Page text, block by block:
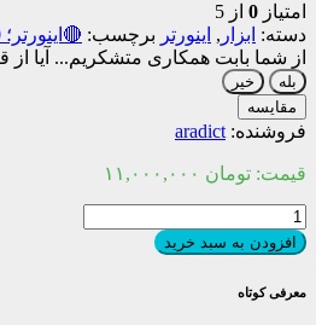
امتیاز 0 از 5
دسته: ابزار , اینورتر برچسب: 🔴اینورتر؛ 200 کاتسو
از شما بابت همکاری متشکریم... آیا
بله
خیر
مقایسه
فروشنده: aradict
قیمت: تومان
🔴اینورتر
200
کاتسو
افزودن به سبد خرید
معرفی کوتاه